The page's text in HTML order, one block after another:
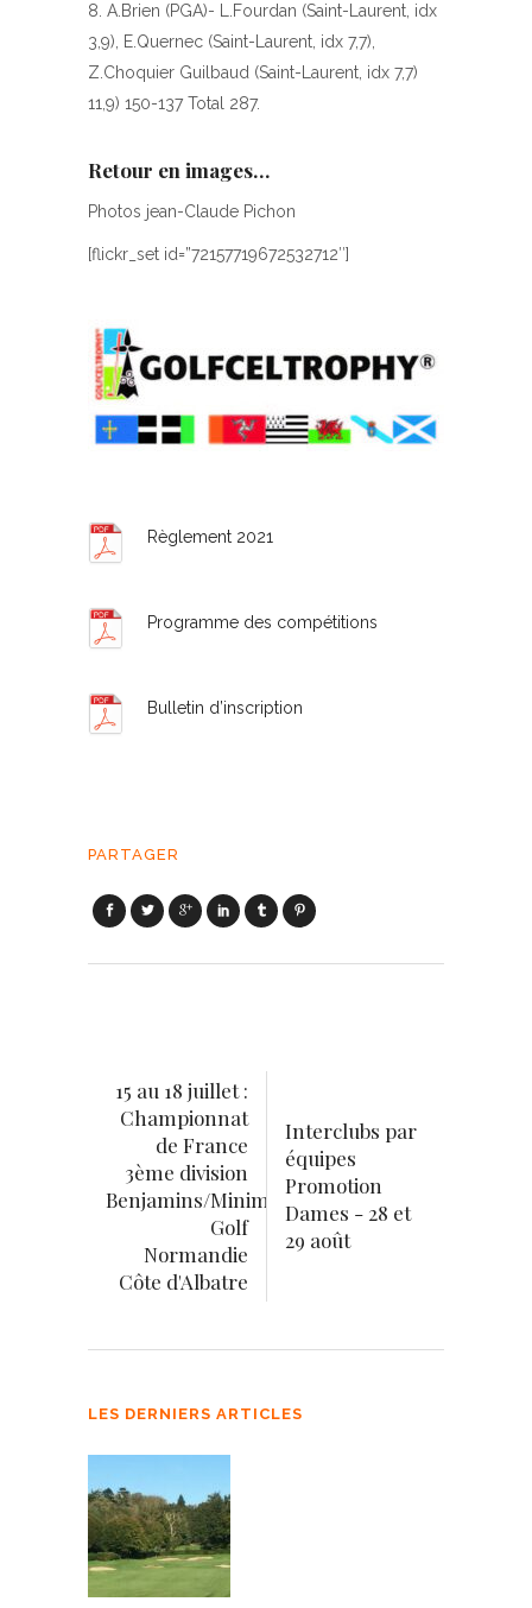
A.Brien (PGA)- L.Fourdan (Saint-Laurent, idx
3,9), E.Quernec (Saint-Laurent, idx 7,7),
Z.Choquier Guilbaud (Saint-Laurent, idx 7,7)
11,9) 150-137 Total 287.
Retour en images…
Photos jean-Claude Pichon
[flickr_set id=”72157719672532712″]
Règlement 2021
Programme des compétitions
Bulletin d’inscription
PARTAGER
15 au 18 juillet :
Championnat
de France
3ème division
Benjamins/Minimes
Golf
Normandie
Côte d'Albatre
Interclubs par
équipes
Promotion
Dames - 28 et
29 août
LES DERNIERS ARTICLES